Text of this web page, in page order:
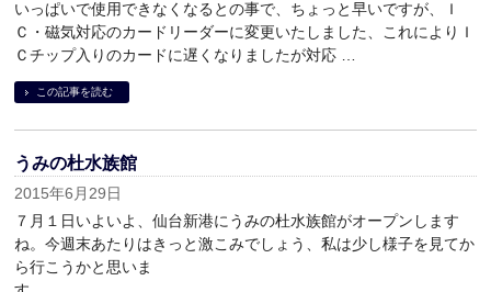
いっぱいで使用できなくなるとの事で、ちょっと早いですが、Ｉ
Ｃ・磁気対応のカードリーダーに変更いたしました、これによりＩ
Ｃチップ入りのカードに遅くなりましたが対応 …
この記事を読む
うみの杜水族館
2015年6月29日
７月１日いよいよ、仙台新港にうみの杜水族館がオープンします
ね。今週末あたりはきっと激こみでしょう、私は少し様子を見てか
ら行こうかと思いま